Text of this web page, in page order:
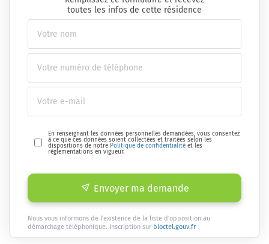
toutes les infos de cette résidence
En renseignant les données personnelles demandées, vous consentez
à ce que ces données soient collectées et traitées selon les
dispositions de notre Politique de confidentialité et les
réglementations en vigueur.
Envoyer ma demande
Nous vous informons de l'existence de la liste d'opposition au
démarchage téléphonique. Inscription sur bloctel.gouv.fr